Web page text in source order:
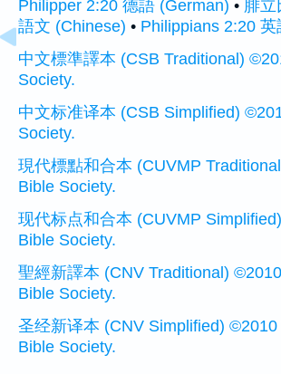
Philipper 2:20 德語 (German) • 腓立
語文 (Chinese) • Philippians 2:20
中文標準譯本 (CSB Traditional)
Society.
中文标准译本 (CSB Simplified)
Society.
現代標點和合本 (CUVMP
Bible Society.
现代标点和合本 (CUVMP
Bible Society.
聖經新譯本 (CNV Traditional)
Bible Society.
圣经新译本 (CNV Simplified)
Bible Society.